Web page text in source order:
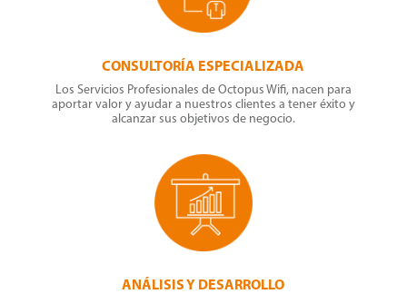
CONSULTORÍA ESPECIALIZADA
Los Servicios Profesionales de Octopus Wifi, nacen para
aportar valor y ayudar a nuestros clientes a tener éxito y
alcanzar sus objetivos de negocio.
ANÁLISIS Y DESARROLLO